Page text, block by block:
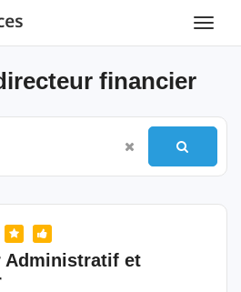
Toggle
financier
Administratif et